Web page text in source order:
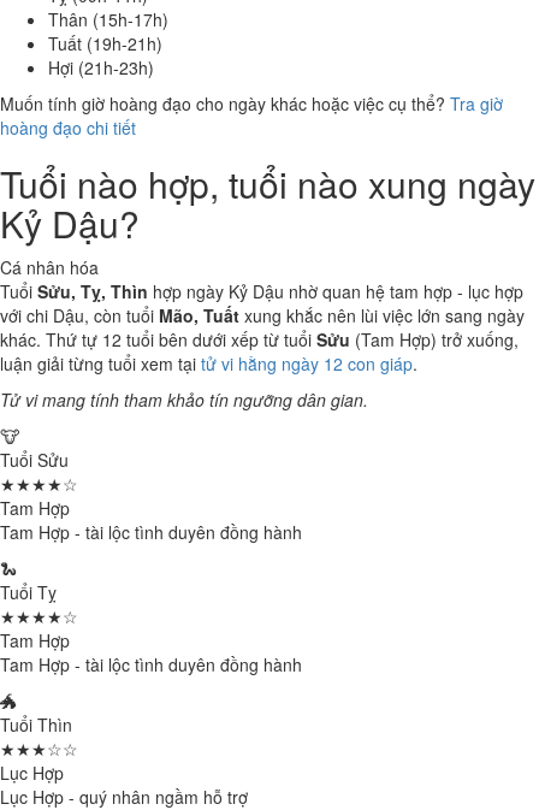
Thân (15h-17h)
Tuất (19h-21h)
Hợi (21h-23h)
Muốn tính giờ hoàng đạo cho ngày khác hoặc việc cụ thể? Tra giờ
hoàng đạo chi tiết
Tuổi nào hợp, tuổi nào xung ngày
Kỷ Dậu?
Cá nhân hóa
Tuổi Sửu, Tỵ, Thìn hợp ngày Kỷ Dậu nhờ quan hệ tam hợp - lục hợp
với chi Dậu, còn tuổi Mão, Tuất xung khắc nên lùi việc lớn sang ngày
khác. Thứ tự 12 tuổi bên dưới xếp từ tuổi Sửu (Tam Hợp) trở xuống,
luận giải từng tuổi xem tại tử vi hằng ngày 12 con giáp.
Tử vi mang tính tham khảo tín ngưỡng dân gian.
🐮
Tuổi Sửu
★★★★☆
Tam Hợp
Tam Hợp - tài lộc tình duyên đồng hành
🐍
Tuổi Tỵ
★★★★☆
Tam Hợp
Tam Hợp - tài lộc tình duyên đồng hành
🐲
Tuổi Thìn
★★★☆☆
Lục Hợp
Lục Hợp - quý nhân ngầm hỗ trợ